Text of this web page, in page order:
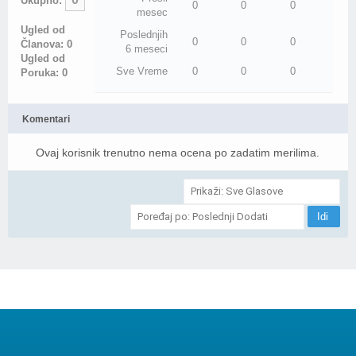
Ugled od
Članova: 0
Ugled od
Poruka: 0
mesec
0 0 0
Poslednjih
6 meseci
0 0 0
Sve Vreme 0 0 0
Komentari
Ovaj korisnik trenutno nema ocena po zadatim merilima.